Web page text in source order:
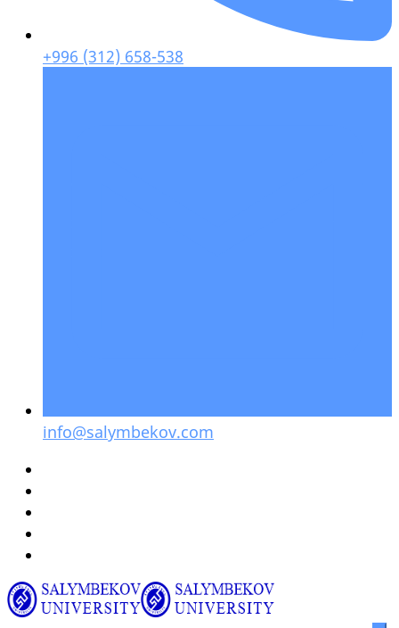
+996 (312) 658-538
info@salymbekov.com